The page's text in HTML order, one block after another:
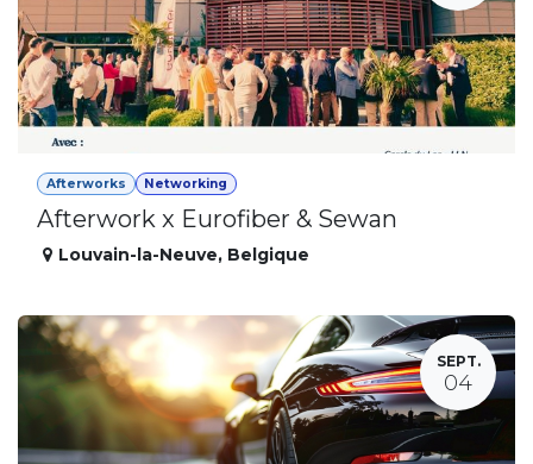
Afterworks Networking
Afterwork x Eurofiber & Sewan
Louvain-la-Neuve, Belgique
SEPT.
04